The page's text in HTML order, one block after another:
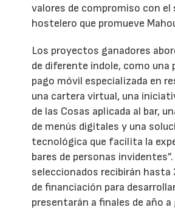
valores de compromiso con
hostelero que promueve
Los proyectos ganadores
de diferente índole, como una
pago móvil especializada en
una cartera virtual, una
de las Cosas aplicada al bar,
de menús digitales y una
tecnológica que facilita la
bares de personas
seleccionados recibirán hasta
de financiación para
presentarán a finales de año a